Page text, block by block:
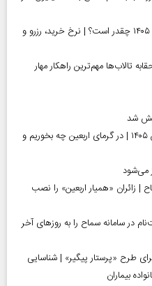
قیمت قبر در بهشت زهرا (س) در سال ۱۴۰۵ چقدر است؟ | نرخ خرید، رزرو و
تالاب‌ها مهم‌ترین راهکار مهار
شد
توصیه‌های تغذیه‌ای برای زائران اربعین ۱۴۰۵ | در گرمای اربعین چه بخوریم و
زائران «همیار اربعین» را نصب
۱۴۰۵ بخوانند | ثبت‌نام در سامانه سماح را به روز‌های آخر
طرح «پرستار پیگیر» | شناسایی